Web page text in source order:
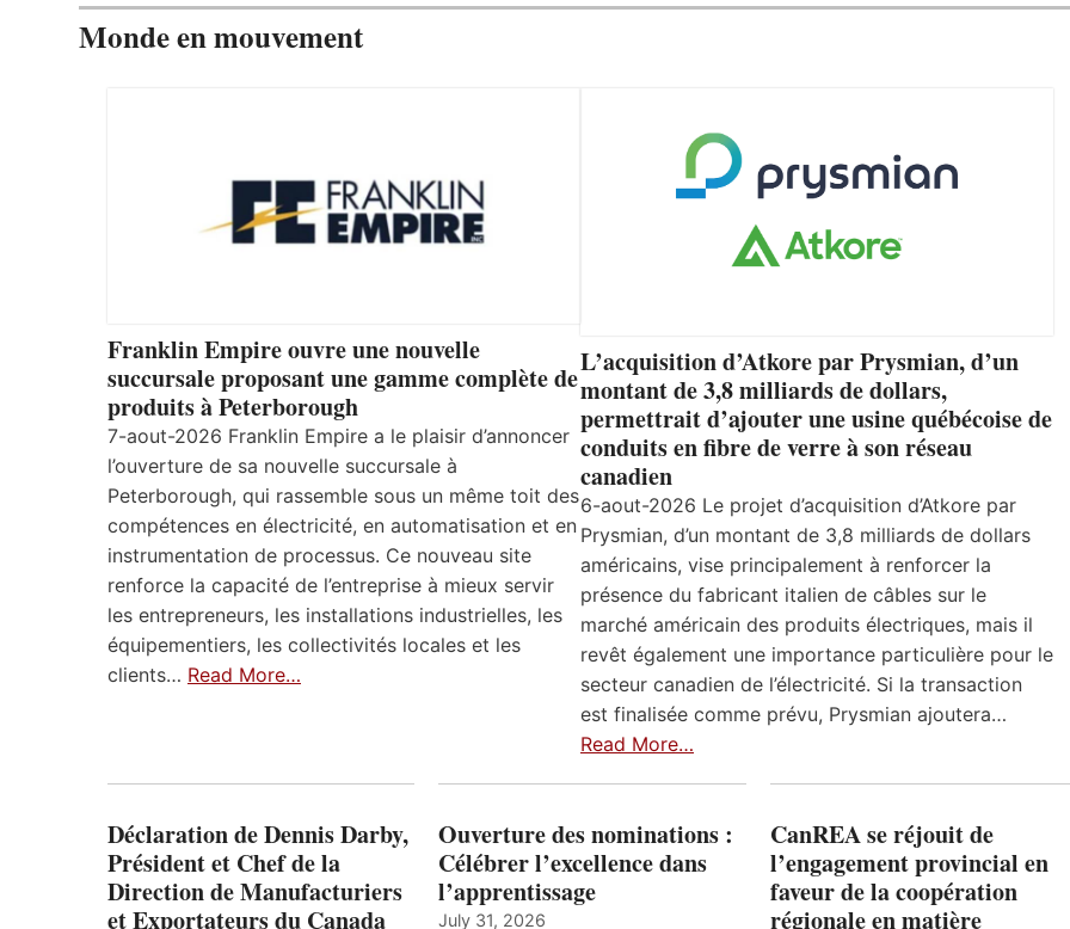
Monde en mouvement
Franklin Empire ouvre une nouvelle
succursale proposant une gamme complète de
produits à Peterborough
7-aout-2026 Franklin Empire a le plaisir d’annoncer
l’ouverture de sa nouvelle succursale à
Peterborough, qui rassemble sous un même toit des
compétences en électricité, en automatisation et en
instrumentation de processus. Ce nouveau site
renforce la capacité de l’entreprise à mieux servir
les entrepreneurs, les installations industrielles, les
équipementiers, les collectivités locales et les
clients… Read More…
L’acquisition d’Atkore par Prysmian, d’un
montant de 3,8 milliards de dollars,
permettrait d’ajouter une usine québécoise de
conduits en fibre de verre à son réseau
canadien
6-aout-2026 Le projet d’acquisition d’Atkore par
Prysmian, d’un montant de 3,8 milliards de dollars
américains, vise principalement à renforcer la
présence du fabricant italien de câbles sur le
marché américain des produits électriques, mais il
revêt également une importance particulière pour le
secteur canadien de l’électricité. Si la transaction
est finalisée comme prévu, Prysmian ajoutera…
Read More…
Déclaration de Dennis Darby,
Président et Chef de la
Direction de Manufacturiers
et Exportateurs du Canada
Ouverture des nominations :
Célébrer l’excellence dans
l’apprentissage
July 31, 2026
CanREA se réjouit de
l’engagement provincial en
faveur de la coopération
régionale en matière